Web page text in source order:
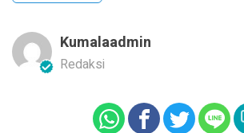
Kumalaadmin
Redaksi